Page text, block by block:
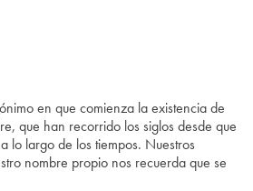
en que comienza la existencia de
que han recorrido los siglos desde que
lo largo de los tiempos. Nuestros
nombre propio nos recuerda que se